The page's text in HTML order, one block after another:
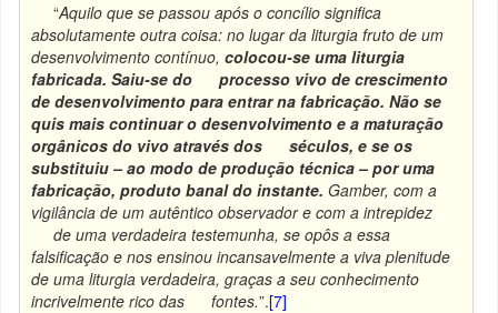
“Aquilo que se passou após o concílio significa
absolutamente outra coisa: no lugar da liturgia fruto de um
desenvolvimento contínuo,colocou-se uma liturgia
fabricada. Saiu-se do processo vivo de crescimento
de desenvolvimento para entrar na fabricação. Não se
quis mais continuar o desenvolvimento e a maturação
orgânicos do vivo através dos séculos, e se os
substituiu – ao modo de produção técnica – por uma
fabricação, produto banal do instante. Gamber, com a
vigilância de um autêntico observador e com a intrepidez
de uma verdadeira testemunha, se opôs a essa
falsificação e nos ensinou incansavelmente a viva plenitude
de uma liturgia verdadeira, graças a seu conhecimento
incrivelmente rico das fontes.”.[7]